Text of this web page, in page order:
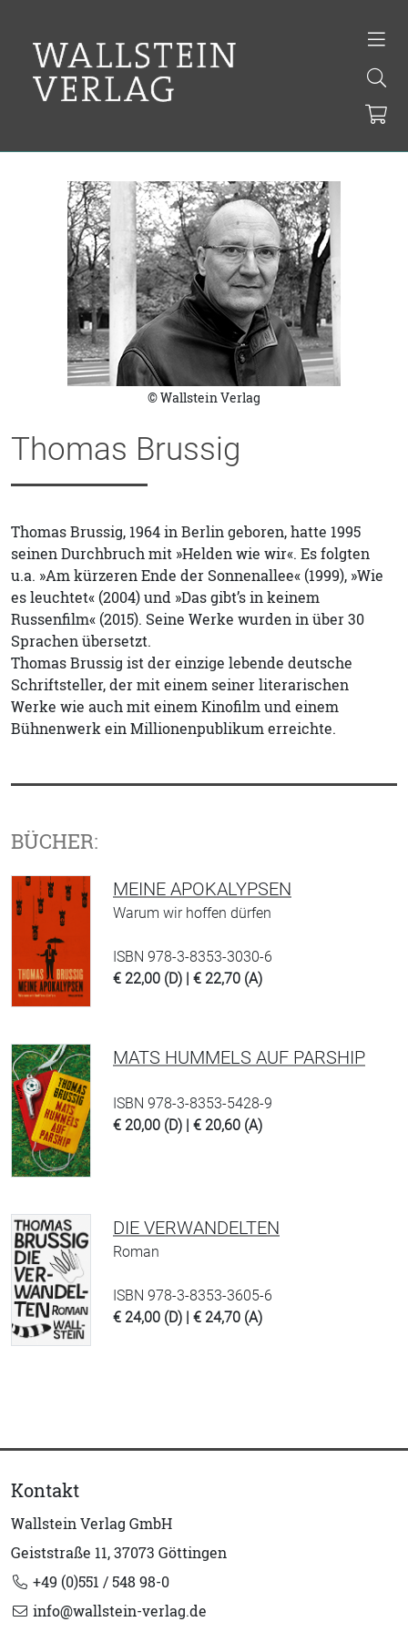
© Wallstein Verlag
Thomas Brussig
Thomas Brussig, 1964 in Berlin geboren, hatte 1995
seinen Durchbruch mit »Helden wie wir«. Es folgten
u.a. »Am kürzeren Ende der Sonnenallee« (1999), »Wie
es leuchtet« (2004) und »Das gibt’s in keinem
Russenfilm« (2015). Seine Werke wurden in über 30
Sprachen übersetzt.
Thomas Brussig ist der einzige lebende deutsche
Schriftsteller, der mit einem seiner literarischen
Werke wie auch mit einem Kinofilm und einem
Bühnenwerk ein Millionenpublikum erreichte.
BÜCHER:
MEINE APOKALYPSEN
Warum wir hoffen dürfen
ISBN 978-3-8353-3030-6
€ 22,00 (D) | € 22,70 (A)
MATS HUMMELS AUF PARSHIP
ISBN 978-3-8353-5428-9
€ 20,00 (D) | € 20,60 (A)
DIE VERWANDELTEN
Roman
ISBN 978-3-8353-3605-6
€ 24,00 (D) | € 24,70 (A)
Kontakt
Wallstein Verlag GmbH
Geiststraße 11, 37073 Göttingen
+49 (0)551 / 548 98-0
info@wallstein-verlag.de